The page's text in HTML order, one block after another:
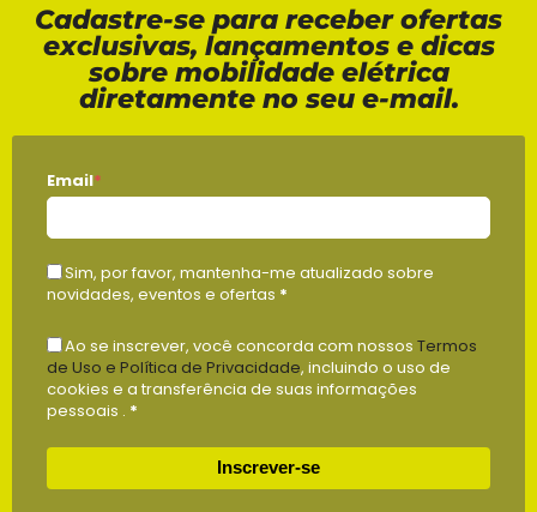
Cadastre-se para receber ofertas
exclusivas, lançamentos e dicas
sobre mobilidade elétrica
diretamente no seu e-mail.
Email*
Sim, por favor, mantenha-me atualizado sobre
novidades, eventos e ofertas *
Ao se inscrever, você concorda com nossos Termos
de Uso e Política de Privacidade, incluindo o uso de
cookies e a transferência de suas informações
pessoais . *
Inscrever-se